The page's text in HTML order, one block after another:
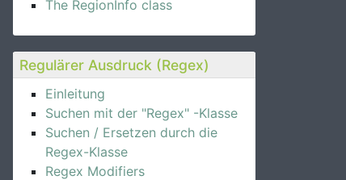
The RegionInfo class
Regulärer Ausdruck (Regex)
Einleitung
Suchen mit der "Regex" -Klasse
Suchen / Ersetzen durch die
Regex-Klasse
Regex Modifiers